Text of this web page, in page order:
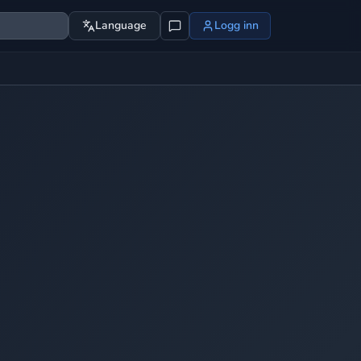
Language Logg inn